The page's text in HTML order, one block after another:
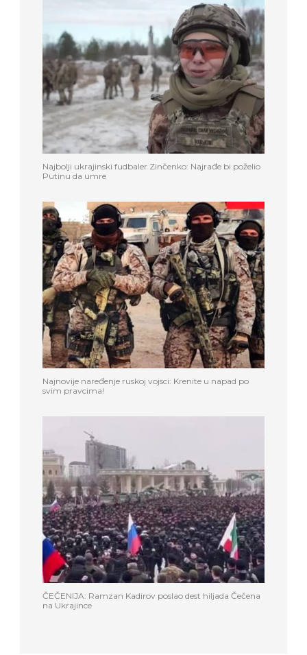
Najbolji ukrajinski fudbaler Zinčenko: Najrađe bi poželio
Putinu da umre
Najnovije naređenje ruskoj vojsci: Krenite u napad po
svim pravcima!
ČEČENIJA: Ramzan Kadirov poslao dest hiljada Čečena
na Ukrajince